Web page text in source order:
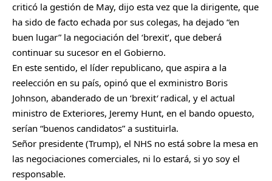
criticó la gestión de May, dijo esta vez que la dirigente, que
ha sido de facto echada por sus colegas, ha dejado “en
buen lugar” la negociación del ‘brexit’, que deberá
continuar su sucesor en el Gobierno.
En este sentido, el líder republicano, que aspira a la
reelección en su país, opinó que el exministro Boris
Johnson, abanderado de un ‘brexit‘radical, y el actual
ministro de Exteriores, Jeremy Hunt, en el bando opuesto,
serían “buenos candidatos” a sustituirla.
Señor presidente (Trump), el NHS no está sobre la mesa en
las negociaciones comerciales, ni lo estará, si yo soy el
responsable.